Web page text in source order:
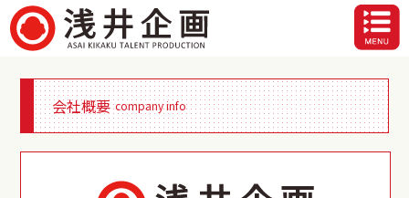
会社概要 company info